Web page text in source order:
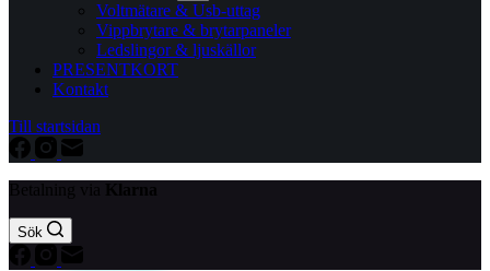
Voltmätare & Usb-uttag
Vippbrytare & brytarpaneler
Ledslingor & ljuskällor
PRESENTKORT
Kontakt
Till startsidan
Sök